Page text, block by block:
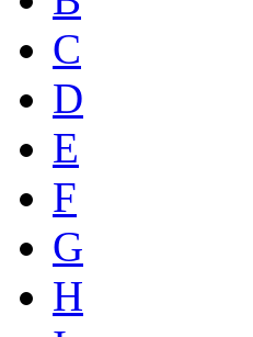
C
D
E
F
G
H